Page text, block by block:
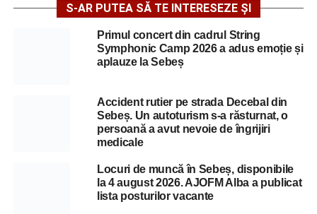
S-AR PUTEA SĂ TE INTERESEZE ȘI
Primul concert din cadrul String
Symphonic Camp 2026 a adus emoție și
aplauze la Sebeș
Accident rutier pe strada Decebal din
Sebeș. Un autoturism s-a răsturnat, o
persoană a avut nevoie de îngrijiri
medicale
Locuri de muncă în Sebeș, disponibile
la 4 august 2026. AJOFM Alba a publicat
lista posturilor vacante